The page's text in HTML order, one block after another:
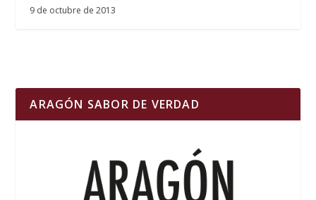
9 de octubre de 2013
ARAGÓN SABOR DE VERDAD